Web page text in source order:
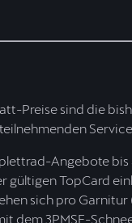
Preise sind die
Angebote
TopCard
sich pro Garnitur
dem 3PMSF-